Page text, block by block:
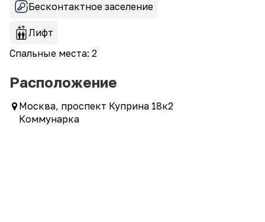
Бесконтактное заселение
Лифт
Спальные места: 2
Расположение
Москва, проспект Куприна 18к2
Коммунарка